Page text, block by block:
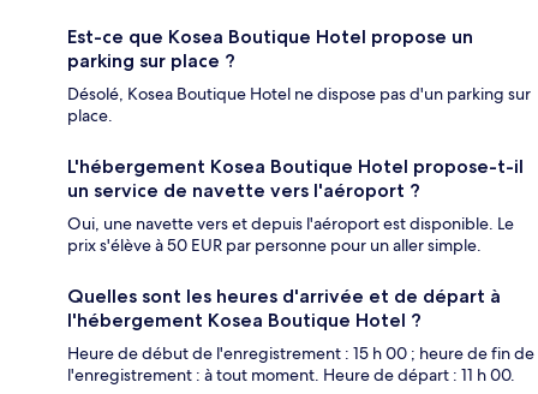
Est-ce que Kosea Boutique Hotel propose un
parking sur place ?
Désolé, Kosea Boutique Hotel ne dispose pas d'un parking sur
place.
L'hébergement Kosea Boutique Hotel propose-t-il
un service de navette vers l'aéroport ?
Oui, une navette vers et depuis l'aéroport est disponible. Le
prix s'élève à 50 EUR par personne pour un aller simple.
Quelles sont les heures d'arrivée et de départ à
l'hébergement Kosea Boutique Hotel ?
Heure de début de l'enregistrement : 15 h 00 ; heure de fin de
l'enregistrement : à tout moment. Heure de départ : 11 h 00.